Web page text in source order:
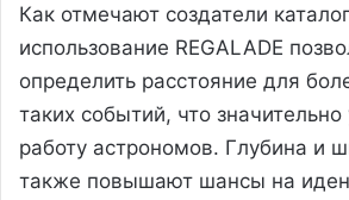
Как отмечают создатели
использование REGALADE
определить расстояние для
таких событий, что
работу астрономов. Глубина и
также повышают шансы на